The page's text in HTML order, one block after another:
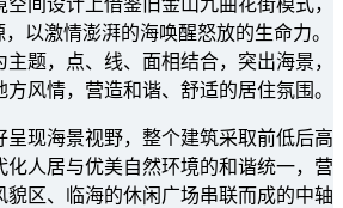
设计上借鉴旧金山九曲花街模式，
以激情澎湃的海唤醒怒放的生命力。
题，点、线、面相结合，突出海景，
风情，营造和谐、舒适的居住氛围。
现海景视野，整个建筑采取前低后高
化人居与优美自然环境的和谐统一，营
貌区、临海的休闲广场串联而成的中轴